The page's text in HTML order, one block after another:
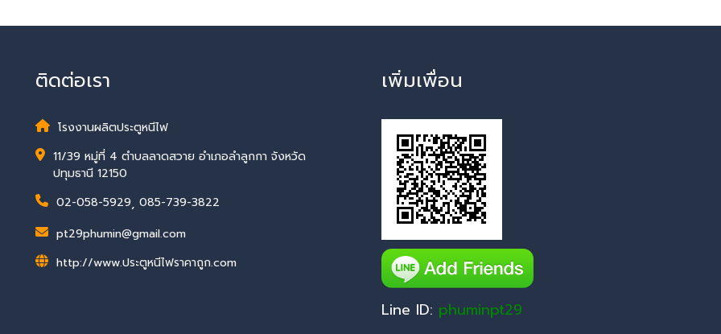
ติดต่อเรา
โรงงานผลิตประตูหนีไฟ
11/39 หมู่ที่ 4 ตำบลลาดสวาย อำเภอลำลูกกา จังหวัด
ปทุมธานี 12150
02-058-5929, 085-739-3822
pt29phumin@gmail.com
http://www.ประตูหนีไฟราคาถูก.com
เพิ่มเพื่อน
Line ID: phuminpt29